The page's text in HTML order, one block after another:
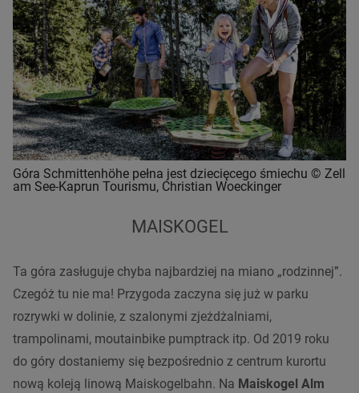
Góra Schmittenhöhe pełna jest dziecięcego śmiechu © Zell
am See-Kaprun Tourismu, Christian Woeckinger
MAISKOGEL
Ta góra zasługuje chyba najbardziej na miano „rodzinnej”.
Czegóż tu nie ma! Przygoda zaczyna się już w parku
rozrywki w dolinie, z szalonymi zjeżdżalniami,
trampolinami, moutainbike pumptrack itp. Od 2019 roku
do góry dostaniemy się bezpośrednio z centrum kurortu
nową koleją linową Maiskogelbahn. Na Maiskogel Alm